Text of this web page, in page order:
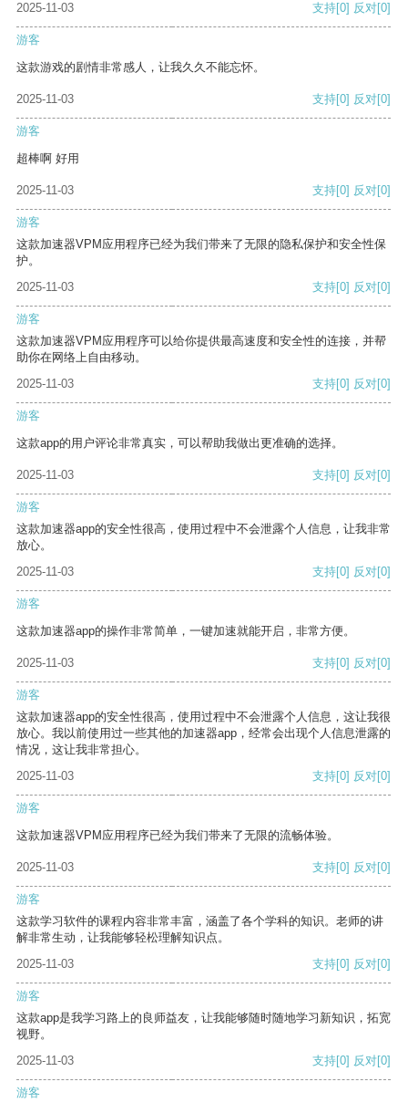
2025-11-03 支持[0] 反对[0]
游客
这款游戏的剧情非常感人，让我久久不能忘怀。
2025-11-03 支持[0] 反对[0]
游客
超棒啊 好用
2025-11-03 支持[0] 反对[0]
游客
这款加速器VPM应用程序已经为我们带来了无限的隐私保护和安全性保
护。
2025-11-03
支持[0] 反对[0]
游客
这款加速器VPM应用程序可以给你提供最高速度和安全性的连接，并帮
助你在网络上自由移动。
2025-11-03
支持[0] 反对[0]
游客
这款app的用户评论非常真实，可以帮助我做出更准确的选择。
2025-11-03 支持[0] 反对[0]
游客
这款加速器app的安全性很高，使用过程中不会泄露个人信息，让我非常
放心。
2025-11-03
支持[0] 反对[0]
游客
这款加速器app的操作非常简单，一键加速就能开启，非常方便。
2025-11-03 支持[0] 反对[0]
游客
这款加速器app的安全性很高，使用过程中不会泄露个人信息，这让我很
放心。我以前使用过一些其他的加速器app，经常会出现个人信息泄露的
情况，这让我非常担心。
2025-11-03
支持[0] 反对[0]
游客
这款加速器VPM应用程序已经为我们带来了无限的流畅体验。
2025-11-03 支持[0] 反对[0]
游客
这款学习软件的课程内容非常丰富，涵盖了各个学科的知识。老师的讲
解非常生动，让我能够轻松理解知识点。
2025-11-03
支持[0] 反对[0]
游客
这款app是我学习路上的良师益友，让我能够随时随地学习新知识，拓宽
视野。
2025-11-03
支持[0] 反对[0]
游客